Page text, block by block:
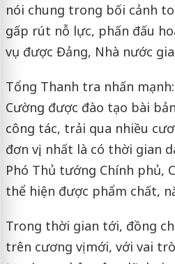
nói chung trong bối cảnh
gấp rút nỗ lực, phấn đấu
vụ được Đảng, Nhà nước
Tổng Thanh tra nhấn
Cường được đào tạo bài
công tác, trải qua nhiều
đơn vị, nhất là có thời gian
Phó Thủ tướng Chính phủ,
thể hiện được phẩm chất,
Trong thời gian tới, đồng
trên cương vị mới, với vai